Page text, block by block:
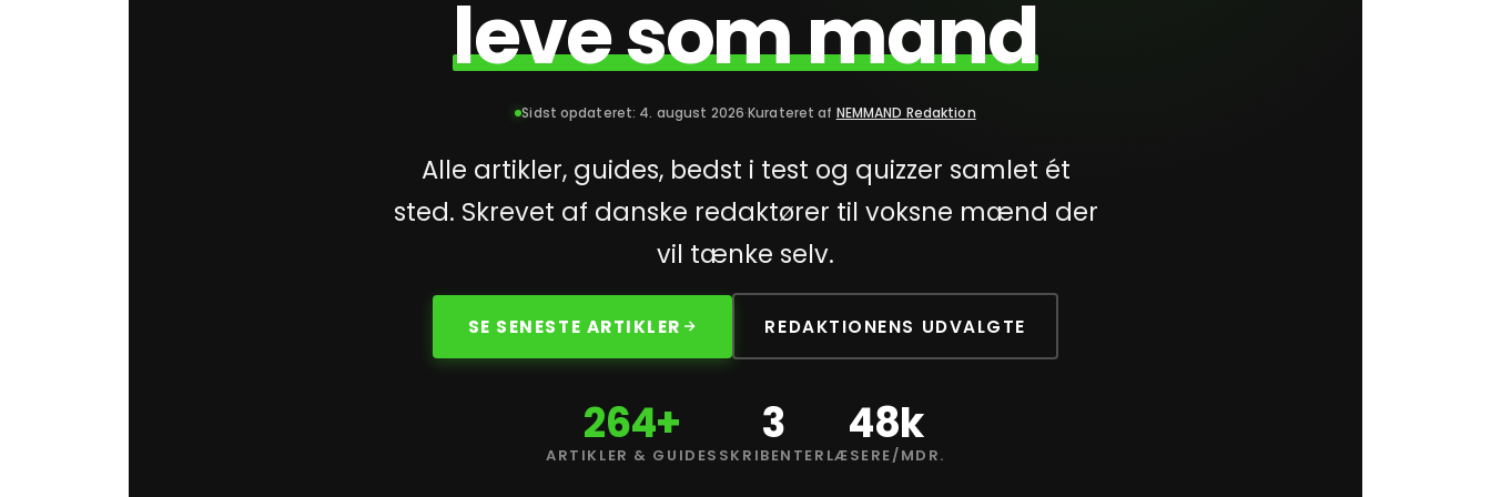
leve som mand
Sidst opdateret: 4. august 2026·Kurateret af NEMMAND Redaktion
Alle artikler, guides, bedst i test og quizzer samlet ét
sted. Skrevet af danske redaktører til voksne mænd der
vil tænke selv.
SE SENESTE ARTIKLER REDAKTIONENS UDVALGTE
264+
ARTIKLER & GUIDES
3
SKRIBENTER
48k
LÆSERE/MDR.